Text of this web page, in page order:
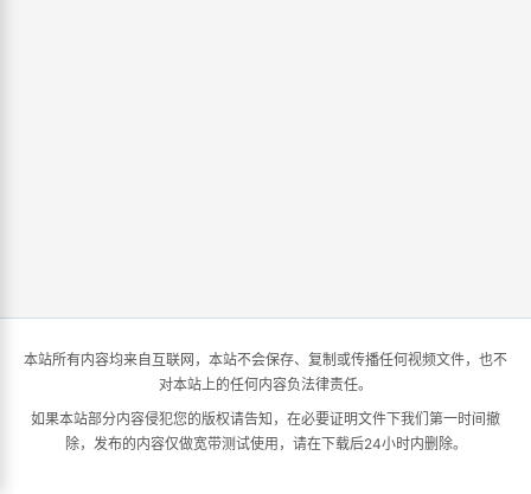
本站所有内容均来自互联网，本站不会保存、复制或传播任何视频文件，也不
对本站上的任何内容负法律责任。
如果本站部分内容侵犯您的版权请告知，在必要证明文件下我们第一时间撤
除，发布的内容仅做宽带测试使用，请在下载后24小时内删除。